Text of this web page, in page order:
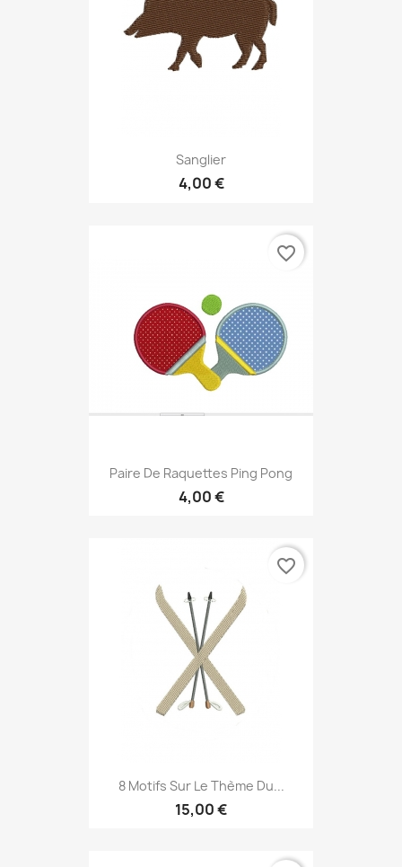
Sanglier
4,00 €
Paire De Raquettes Ping Pong
4,00 €
favorite_border
8 Motifs Sur Le Thème Du...
15,00 €
favorite_border